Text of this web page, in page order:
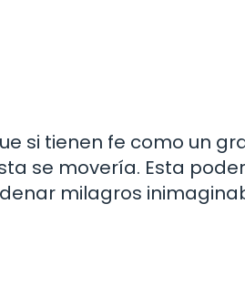
si tienen fe como un
se movería. Esta
milagros